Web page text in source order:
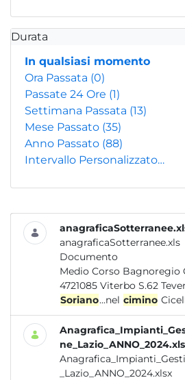
Durata
In qualsiasi momento
Ora Passata (0)
Passate 24 Ore (1)
Settimana Passata (13)
Mese Passato (35)
Anno Passato (88)
Intervallo Personalizzato…
anagraficaSotterranee.xls
Documento
Medio Corso Bagnoregio
4721085 Viterbo S.62
Soriano...nel cimino
_Lazio_ANNO_2024.xlsx